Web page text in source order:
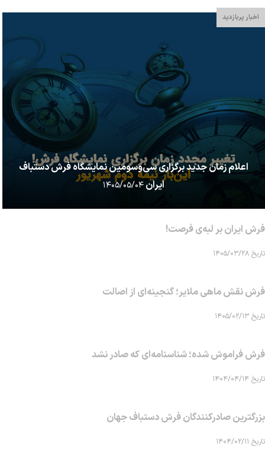
اخبار پربازدید
اعلام زمان جدید برگزاری سی‌وسومین نمایشگاه فرش دستباف
ایران۱۴۰۵/۰۵/۰۴
فرش ایران بر لبه‌ی فرصت!
تاریخ ۱۴۰۵/۰۳/۲۸
فرش نقش ماهی‌ ملایر؛ گنجینه‌ای از اصالت
تاریخ ۱۴۰۵/۰۲/۱۳
فرش فراموش شده؛ شناسنامه‌ای که صادر نشد
تاریخ ۱۴۰۴/۰۴/۱۴
بزرگترین صادرکنندگان فرش دستباف جهان
تاریخ ۱۴۰۴/۰۲/۱۱